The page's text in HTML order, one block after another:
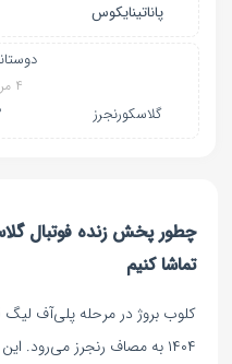
پاناتینایکوس
۴ مرداد ۱۴۰۴
گلاسکورنجرز
چطور پخش زنده فوتبال
تماشا کنیم